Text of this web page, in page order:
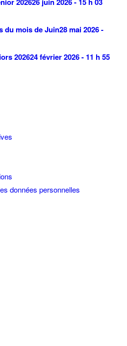
du mois de Juin28 mai 2026 -
202624 février 2026 - 11 h 55
données personnelles